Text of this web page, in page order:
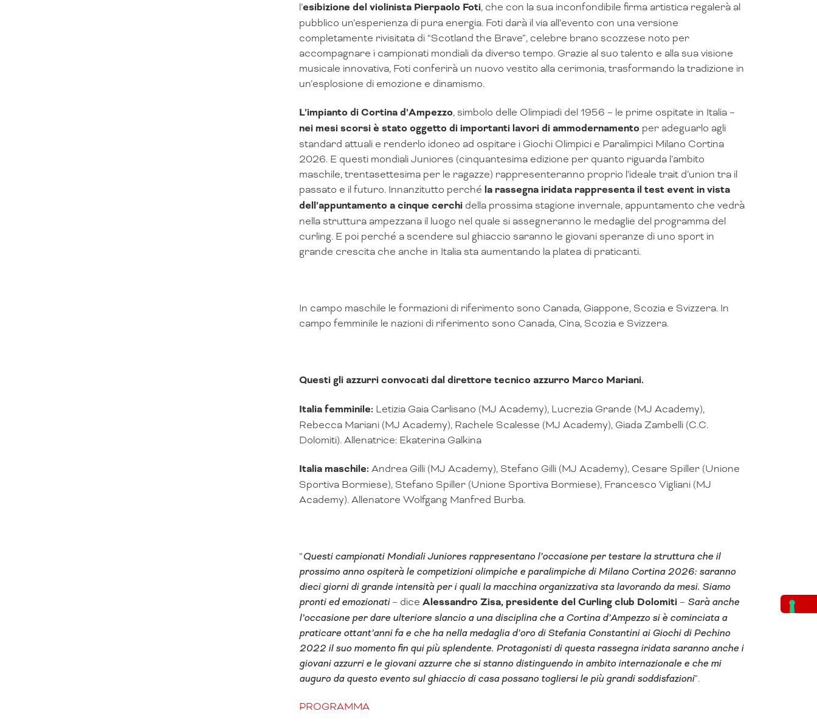
l’esibizione del violinista Pierpaolo Foti, che con la sua inconfondibile firma artistica regalerà al
pubblico un’esperienza di pura energia. Foti darà il via all’evento con una versione
completamente rivisitata di “Scotland the Brave”, celebre brano scozzese noto per
accompagnare i campionati mondiali da diverso tempo. Grazie al suo talento e alla sua visione
musicale innovativa, Foti conferirà un nuovo vestito alla cerimonia, trasformando la tradizione in
un’esplosione di emozione e dinamismo.
L’impianto di Cortina d’Ampezzo, simbolo delle Olimpiadi del 1956 – le prime ospitate in Italia –
nei mesi scorsi è stato oggetto di importanti lavori di ammodernamentoper adeguarlo agli
standard attuali e renderlo idoneo ad ospitare i Giochi Olimpici e Paralimpici Milano Cortina
2026. E questi mondiali Juniores (cinquantesima edizione per quanto riguarda l’ambito
maschile, trentasettesima per le ragazze) rappresenteranno proprio l’ideale trait d’union tra il
passato e il futuro. Innanzitutto perché la rassegna iridata rappresenta il test event in vista
dell’appuntamento a cinque cerchidella prossima stagione invernale, appuntamento che vedrà
nella struttura ampezzana il luogo nel quale si assegneranno le medaglie del programma del
curling. E poi perché a scendere sul ghiaccio saranno le giovani speranze di uno sport in
grande crescita che anche in Italia sta aumentando la platea di praticanti.
In campo maschile le formazioni di riferimento sono Canada, Giappone, Scozia e Svizzera. In
campo femminile le nazioni di riferimento sono Canada, Cina, Scozia e Svizzera.
Questi gli azzurri convocati dal direttore tecnico azzurro Marco Mariani.
Italia femminile: Letizia Gaia Carlisano (MJ Academy), Lucrezia Grande (MJ Academy),
Rebecca Mariani (MJ Academy), Rachele Scalesse (MJ Academy), Giada Zambelli (C.C.
Dolomiti). Allenatrice: Ekaterina Galkina
Italia maschile: Andrea Gilli (MJ Academy), Stefano Gilli (MJ Academy), Cesare Spiller (Unione
Sportiva Bormiese), Stefano Spiller (Unione Sportiva Bormiese), Francesco Vigliani (MJ
Academy). Allenatore Wolfgang Manfred Burba.
“Questi campionati Mondiali Juniores rappresentano l’occasione per testare la struttura che il
prossimo anno ospiterà le competizioni olimpiche e paralimpiche di Milano Cortina 2026: saranno
dieci giorni di grande intensità per i quali la macchina organizzativa sta lavorando da mesi. Siamo
pronti ed emozionati– dice Alessandro Zisa, presidente del Curling club Dolomiti – Sarà anche
l’occasione per dare ulteriore slancio a una disciplina che a Cortina d’Ampezzo si è cominciata a
praticare ottant’anni fa e che ha nella medaglia d’oro di Stefania Constantini ai Giochi di Pechino
2022 il suo momento fin qui più splendente. Protagonisti di questa rassegna iridata saranno anche i
giovani azzurri e le giovani azzurre che si stanno distinguendo in ambito internazionale e che mi
auguro da questo evento sul ghiaccio di casa possano togliersi le più grandi soddisfazioni”.
PROGRAMMA